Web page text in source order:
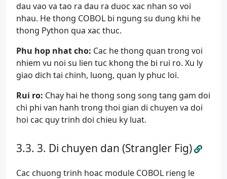
dau vao va tao ra dau ra duoc xac nhan so voi
nhau. He thong COBOL bi ngung su dung khi he
thong Python qua xac thuc.
Phu hop nhat cho: Cac he thong quan trong voi
nhiem vu noi su lien tuc khong the bi rui ro. Xu ly
giao dich tai chinh, luong, quan ly phuc loi.
Rui ro: Chay hai he thong song song tang gam doi
chi phi van hanh trong thoi gian di chuyen va doi
hoi cac quy trinh doi chieu ky luat.
3. Di chuyen dan (Strangler Fig)
Cac chuong trinh hoac module COBOL rieng le